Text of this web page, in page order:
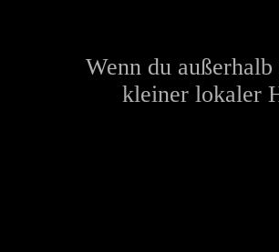
Wenn du
kleiner lokaler